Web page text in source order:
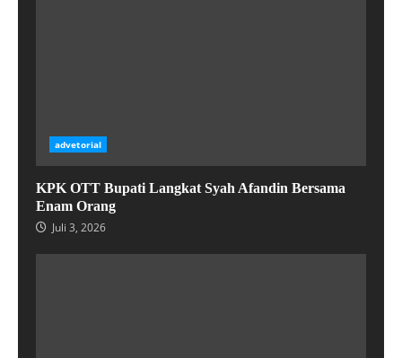
advetorial
KPK OTT Bupati Langkat Syah Afandin Bersama
Enam Orang
Juli 3, 2026